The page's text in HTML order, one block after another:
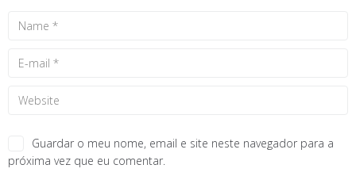
Guardar o meu nome, email e site neste navegador para a
próxima vez que eu comentar.